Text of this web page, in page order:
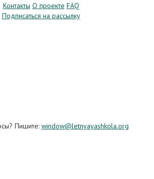
Контакты О проекте FAQ
Подписаться на рассылку
Пишите: window@letnyayashkola.org